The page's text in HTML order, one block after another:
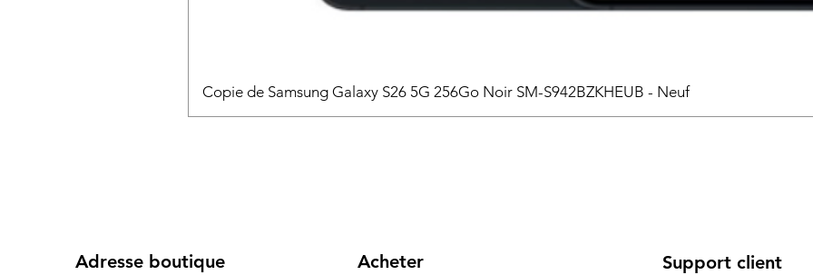
Copie de Samsung Galaxy S26 5G 256Go Noir SM-S942BZKHEUB - Neuf
Adresse boutique Acheter Support client